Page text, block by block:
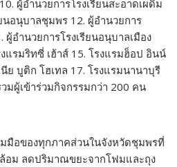
ผู้อำนวยการโรงเรียนสะอาดเผดิม
นอนุบาลชุมพร 12. ผู้อำนวยการ
อำนวยการโรงเรียนอนุบาลเมือง
รมริทซี่ เฮ้าส์ 15. โรงแรมฮ็อป อินน์
ย บูติก โฮเทล 17. โรงแรมนานาบุรี
มผู้เข้าร่วมกิจกรรมกว่า 200 คน
มือของทุกภาคส่วนในจังหวัดชุมพรที่
อม ลดปริมาณขยะจากโฟมและถุง